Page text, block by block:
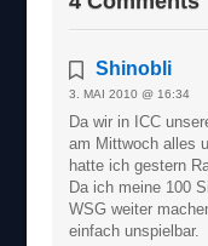
Shinobli
3. MAI 2010 @ 16:34
Da wir in ICC
am Mittwoch alles
hatte ich gestern
Da ich meine 100
WSG weiter
einfach unspielbar.